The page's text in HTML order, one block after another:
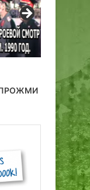
о
г
о
ПРОЖМИ